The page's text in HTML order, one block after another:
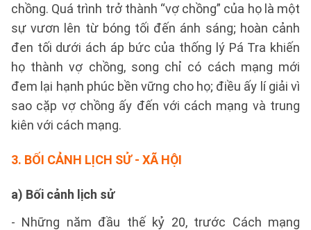
chồng. Quá trình trở thành “vợ chồng” của họ là một
sự vươn lên từ bóng tối đến ánh sáng; hoàn cảnh
đen tối dưới ách áp bức của thống lý Pá Tra khiến
họ thành vợ chồng, song chỉ có cách mạng mới
đem lại hạnh phúc bền vững cho họ; điều ấy lí giải vì
sao cặp vợ chồng ấy đến với cách mạng và trung
kiên với cách mạng.
3. BỐI CẢNH LỊCH SỬ - XÃ HỘI
a) Bối cảnh lịch sử
- Những năm đầu thế kỷ 20, trước Cách mạng